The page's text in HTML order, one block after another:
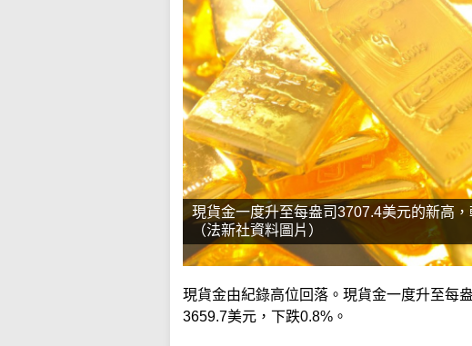
現貨金一度升至每盎司3707.4美元的新高
（法新社資料圖片）
現貨金由紀錄高位回落。現貨金一度升至每
3659.7美元，下跌0.8%。